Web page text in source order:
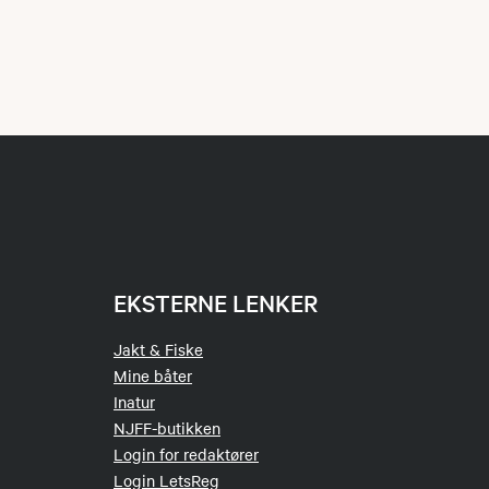
EKSTERNE LENKER
Jakt & Fiske
Mine båter
Inatur
NJFF-butikken
Login for redaktører
Login LetsReg